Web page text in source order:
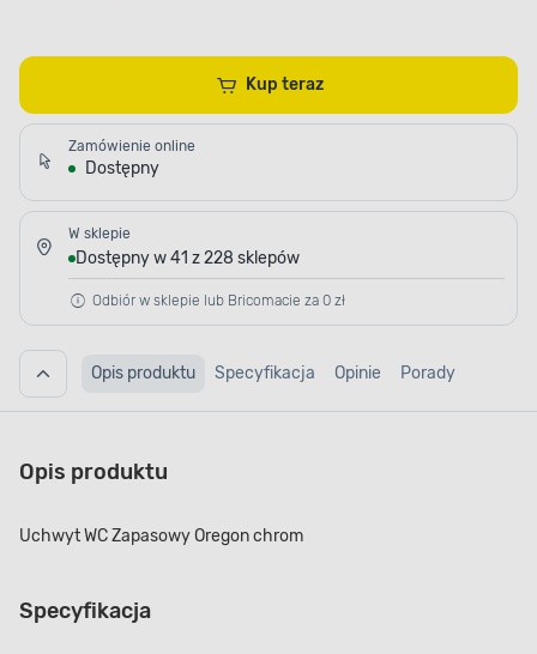
Kup teraz
Zamówienie online
Dostępny
W sklepie
Dostępny w 41 z 228 sklepów
Odbiór w sklepie lub Bricomacie za 0 zł
Opis produktu Specyfikacja Opinie Porady
Opis produktu
Uchwyt WC Zapasowy Oregon chrom
Specyfikacja